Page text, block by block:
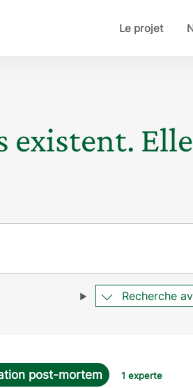
Le projet
existent.
Recherche
post-mortem 1 experte